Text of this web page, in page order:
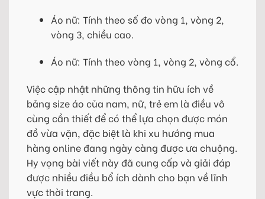
Áo nữ: Tính theo số đo vòng 1, vòng 2,
vòng 3, chiều cao.
Áo nữ: Tính theo vòng 1, vòng 2, vòng cổ.
Việc cập nhật những thông tin hữu ích về
bảng size áo của nam, nữ, trẻ em là điều vô
cùng cần thiết để có thể lựa chọn được món
đồ vừa vặn, đặc biệt là khi xu hướng mua
hàng online đang ngày càng được ưa chuộng.
Hy vọng bài viết này đã cung cấp và giải đáp
được nhiều điều bổ ích dành cho bạn về lĩnh
vực thời trang.